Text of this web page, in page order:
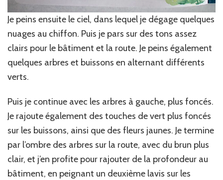
Je peins ensuite le ciel, dans lequel je dégage quelques
nuages au chiffon. Puis je pars sur des tons assez
clairs pour le bâtiment et la route. Je peins également
quelques arbres et buissons en alternant différents
verts.
Puis je continue avec les arbres à gauche, plus foncés.
Je rajoute également des touches de vert plus foncés
sur les buissons, ainsi que des fleurs jaunes. Je termine
par l’ombre des arbres sur la route, avec du brun plus
clair, et j’en profite pour rajouter de la profondeur au
bâtiment, en peignant un deuxième lavis sur les